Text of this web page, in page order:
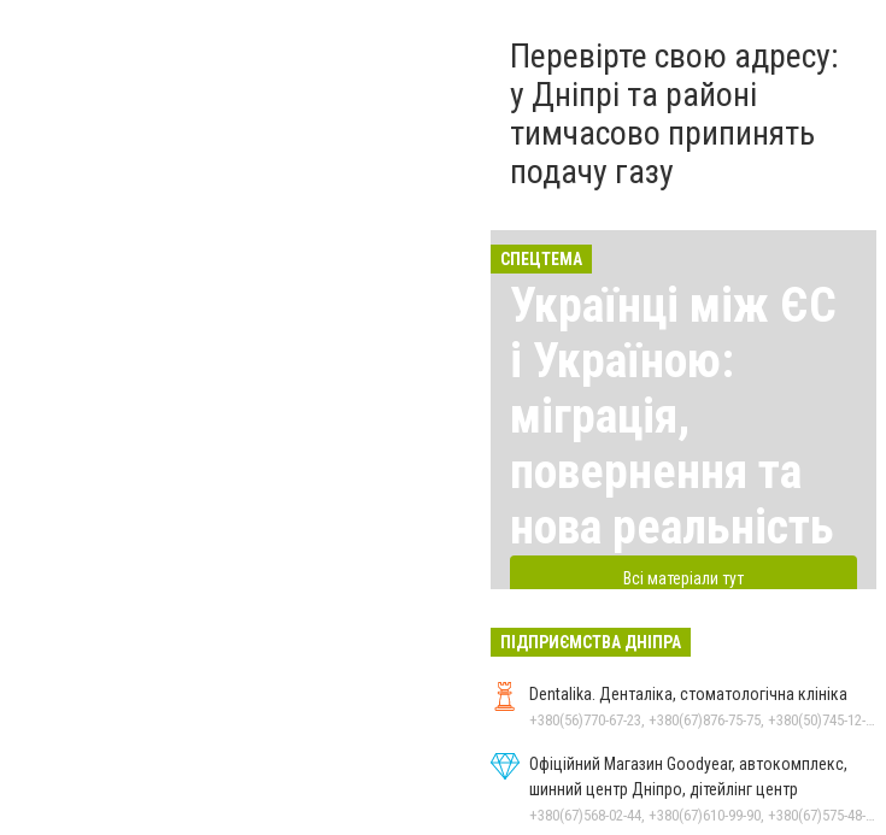
Перевірте свою адресу:
у Дніпрі та районі
тимчасово припинять
подачу газу
СПЕЦТЕМА
Українці між ЄС
і Україною:
міграція,
повернення та
нова реальність
Всі матеріали тут
ПІДПРИЄМСТВА ДНІПРА
Dentalika. Денталіка, стоматологічна клініка
Офіційний Магазин Goodyear, автокомплекс,
шинний центр Дніпро, дітейлінг центр